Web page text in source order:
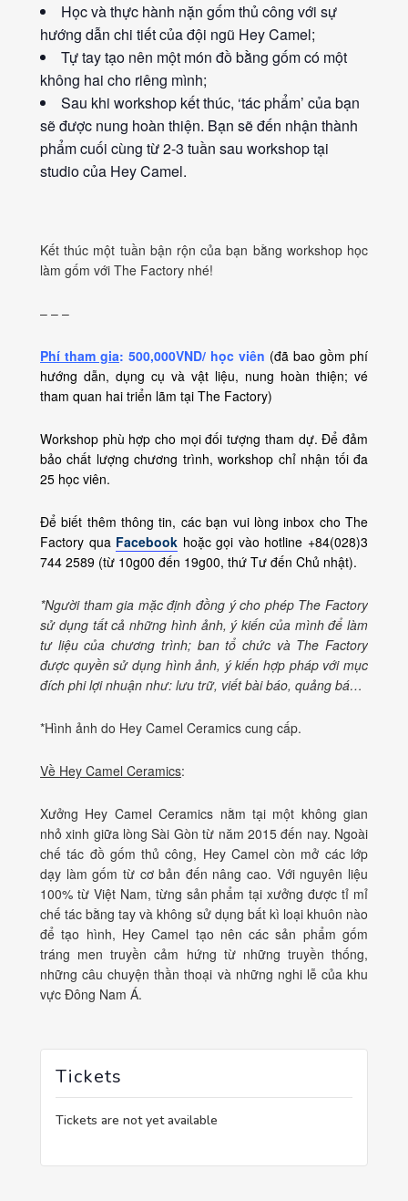
Học và thực hành nặn gốm thủ công với sự
hướng dẫn chi tiết của đội ngũ Hey Camel;
Tự tay tạo nên một món đồ bằng gốm có một
không hai cho riêng mình;
Sau khi workshop kết thúc, ‘tác phẩm’ của bạn
sẽ được nung hoàn thiện. Bạn sẽ đến nhận thành
phẩm cuối cùng từ 2-3 tuần sau workshop tại
studio của Hey Camel.
Kết thúc một tuần bận rộn của bạn bằng workshop học
làm gốm với The Factory nhé!
– – –
Phí tham gia: 500,000VND/ học viên (đã bao gồm phí
hướng dẫn, dụng cụ và vật liệu, nung hoàn thiện; vé
tham quan hai triển lãm tại The Factory)
Workshop phù hợp cho mọi đối tượng tham dự. Để đảm
bảo chất lượng chương trình, workshop chỉ nhận tối đa
25 học viên.
Để biết thêm thông tin, các bạn vui lòng inbox cho The
Factory qua Facebook hoặc gọi vào hotline +84(028)3
744 2589 (từ 10g00 đến 19g00, thứ Tư đến Chủ nhật).
*Người tham gia mặc định đồng ý cho phép The Factory
sử dụng tất cả những hình ảnh, ý kiến của mình để làm
tư liệu của chương trình; ban tổ chức và The Factory
được quyền sử dụng hình ảnh, ý kiến hợp pháp với mục
đích phi lợi nhuận như: lưu trữ, viết bài báo, quảng bá…
*Hình ảnh do Hey Camel Ceramics cung cấp.
Về Hey Camel Ceramics:
Xưởng Hey Camel Ceramics nằm tại một không gian
nhỏ xinh giữa lòng Sài Gòn từ năm 2015 đến nay. Ngoài
chế tác đồ gốm thủ công, Hey Camel còn mở các lớp
dạy làm gốm từ cơ bản đến nâng cao. Với nguyên liệu
100% từ Việt Nam, từng sản phẩm tại xưởng được tỉ mỉ
chế tác bằng tay và không sử dụng bất kì loại khuôn nào
để tạo hình, Hey Camel tạo nên các sản phẩm gốm
tráng men truyền cảm hứng từ những truyền thống,
những câu chuyện thần thoại và những nghi lễ của khu
vực Đông Nam Á.
Tickets
Tickets are not yet available